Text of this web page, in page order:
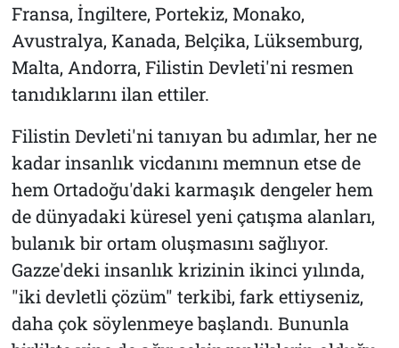
Fransa, İngiltere, Portekiz, Monako,
Avustralya, Kanada, Belçika, Lüksemburg,
Malta, Andorra, Filistin Devleti'ni resmen
tanıdıklarını ilan ettiler.
Filistin Devleti'ni tanıyan bu adımlar, her ne
kadar insanlık vicdanını memnun etse de
hem Ortadoğu'daki karmaşık dengeler hem
de dünyadaki küresel yeni çatışma alanları,
bulanık bir ortam oluşmasını sağlıyor.
Gazze'deki insanlık krizinin ikinci yılında,
"iki devletli çözüm" terkibi, fark ettiyseniz,
daha çok söylenmeye başlandı. Bununla